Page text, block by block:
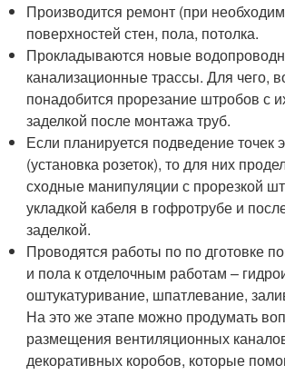
Производится ремонт (при
поверхностей стен, пола, потолка.
Прокладываются новые
канализационные трассы. Для чего,
понадобится прорезание штробов с
заделкой после монтажа труб.
Если планируется подведение точек
(установка розеток), то для них
сходные манипуляции с прорезкой
укладкой кабеля в гофротрубе и
заделкой.
Проводятся работы по по дготовке
и пола к отделочным работам –
оштукатуривание, шпатлевание,
На это же этапе можно продумать
размещения вентиляционных
декоративных коробов, которые